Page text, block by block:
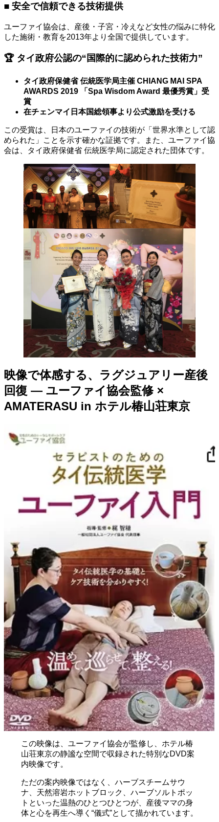
■ 安全で信頼できる技術提供
ユーファイ協会は、産後・子宮・冷えなど女性の悩みに特化
した施術・教育を2013年より全国で提供しています。
🏆 タイ政府公認の“国際的に認められた技術力”
タイ政府保健省 伝統医学局主催 CHIANG MAI SPA
AWARDS 2019
「Spa Wisdom Award 最優秀賞」受
賞
在チェンマイ日本国総領事より公式激励を受ける
この受賞は、日本のユーファイの技術が「世界水準として認
められた」ことを示す確かな証拠です。また、ユーファイ協
会は、タイ政府保健省 伝統医学局に認定された団体です。
映像で体感する、ラグジュアリー産後
回復 ― ユーファイ協会監修 ×
AMATERASU in ホテル椿山荘東京
この映像は、ユーファイ協会が監修し、ホテル椿
山荘東京の静謐な空間で収録された特別なDVD案
内映像です。
ただの案内映像ではなく、ハーブスチームサウ
ナ、天然溶岩ホットブロック、ハーブソルトポッ
トといった温熱のひとつひとつが、産後ママの身
体と心を再生へ導く“儀式”として描かれています。